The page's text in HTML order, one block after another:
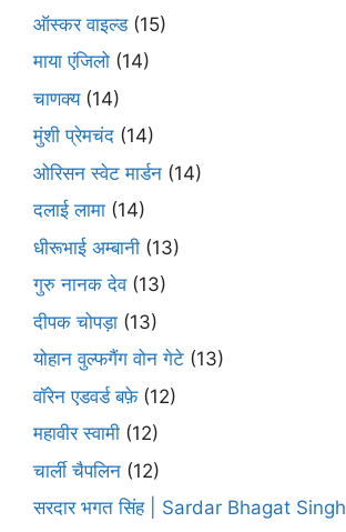
ऑस्कर वाइल्ड(15)
माया एंजिलो (14)
चाणक्य(14)
मुंशी प्रेमचंद (14)
ओरिसन स्‍वेट मार्डन (14)
दलाई लामा (14)
धीरूभाई अम्बानी (13)
गुरु नानक देव(13)
दीपक चोपड़ा (13)
योहान वुल्फगैंग वोन गेटे (13)
वॉरेन एडवर्ड बफ़े(12)
महावीर स्वामी (12)
चार्ली चैपलिन (12)
सरदार भगत सिंह | Sardar Bhagat Singh